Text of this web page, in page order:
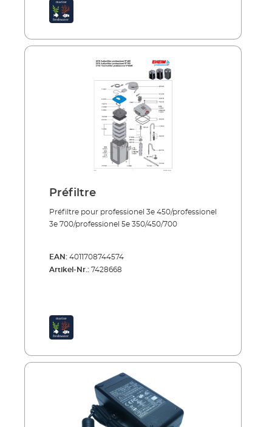
Préfiltre
Préfiltre pour professionel 3e 450/professionel
3e 700/professionel 5e 350/450/700
EAN: 4011708744574
Artikel-Nr.: 7428668